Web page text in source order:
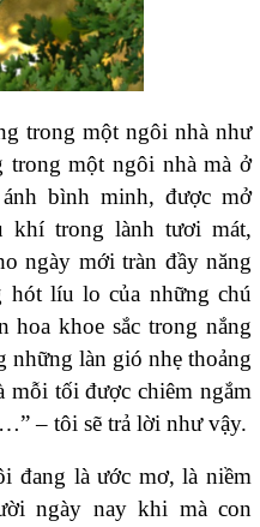
trong một ngôi nhà như
trong một ngôi nhà mà ở
bình minh, được mở
khí trong lành tươi mát,
ngày mới tràn đầy năng
hót líu lo của những chú
hoa khoe sắc trong nắng
những làn gió nhẹ thoảng
mỗi tối được chiêm ngắm
– tôi sẽ trả lời như vậy.
đang là ước mơ, là niềm
ngày nay khi mà con